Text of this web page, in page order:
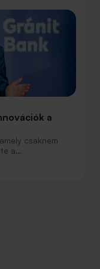
a
csaknem
a
folyamatosak,